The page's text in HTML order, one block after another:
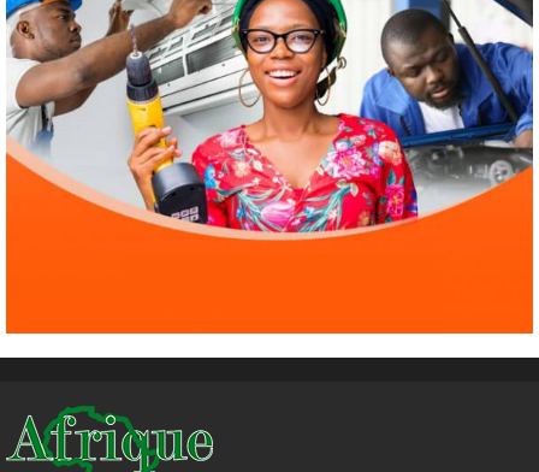
4
Droit humain
Eau et assainissement
Environnement
International ODD
El Niño : le monde est entré « en terrain
inconnu »
1 août 2026